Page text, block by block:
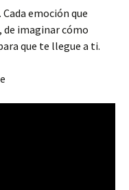
emoción que
imaginar cómo
que te llegue a ti.